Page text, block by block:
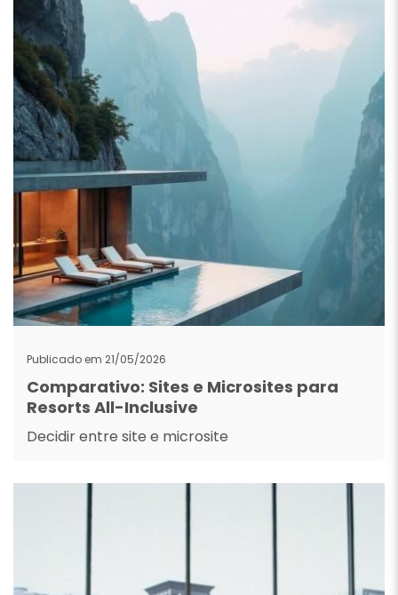
Publicado em 21/05/2026
Comparativo: Sites e Microsites para
Resorts All-Inclusive
Decidir entre site e microsite